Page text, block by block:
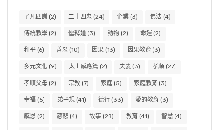
了凡四訓 (2) 二十四忠 (24) 企業 (3) 佛法 (4)
傳統教學 (2) 儒釋道 (3) 動物 (2) 命運 (2)
和平 (6) 善惡 (10) 因果 (13) 因果教育 (3)
多元文化 (9) 太上感應篇 (2) 夫妻 (3) 孝順 (27)
孝順父母 (2) 宗教 (7) 家庭 (5) 家庭教育 (3)
幸福 (5) 弟子規 (41) 德行 (33) 愛的教育 (3)
感恩 (2) 慈悲 (4) 故事 (28) 教育 (41) 智慧 (4)